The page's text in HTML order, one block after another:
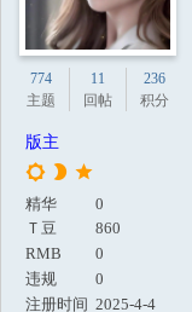
774
主题
11
回帖
236
积分
版主
精华
0
Ｔ豆
860
RMB
0
违规
0
注册时间 2025-4-4